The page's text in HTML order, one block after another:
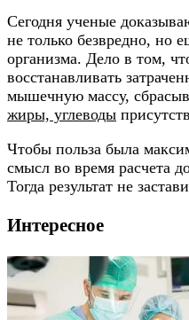
Сегодня ученые
не только безвредно, но
организма. Дело в том,
восстанавливать
мышечную массу,
жиры, углеводы
Чтобы польза была
смысл во время расчета
Тогда результат не
Интересное